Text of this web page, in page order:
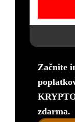
Začnite
zdarma.